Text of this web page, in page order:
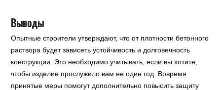
Выводы
Опытные строители утверждают, что от плотности бетонного
раствора будет зависеть устойчивость и долговечность
конструкции. Это необходимо учитывать, если вы хотите,
чтобы изделие прослужило вам не один год. Вовремя
принятые меры помогут дополнительно повысить защиту